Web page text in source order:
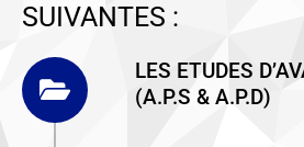
SUIVANTES :
LES ETUDES
(A.P.S & A.P.D)